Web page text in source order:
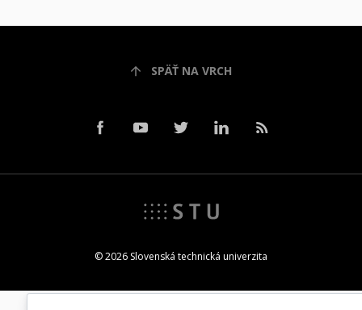
SPÄŤ NA VRCH
© 2026 Slovenská technická univerzita